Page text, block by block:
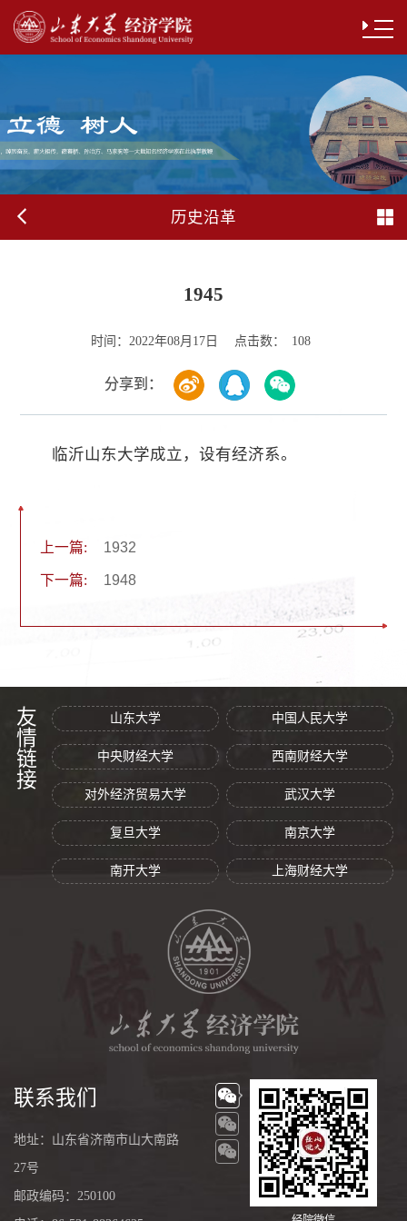
历史沿革
1945
时间： 2022年08月17日 点击数： 108
分享到：
临沂山东大学成立，设有经济系。
上一篇: 1932
下一篇: 1948
友情链接 山东大学 中国人民大学
中央财经大学 西南财经大学
对外经济贸易大学 武汉大学
复旦大学 南京大学
南开大学 上海财经大学
联系我们
地址：山东省济南市山大南路
27号
邮政编码：250100